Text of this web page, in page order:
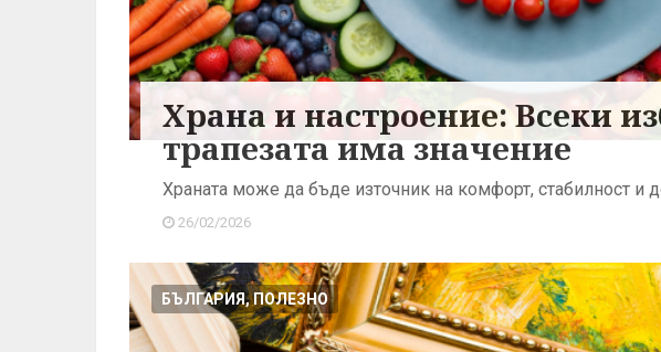
Храна и настроение: Всеки
трапезата има значение
Храната може да бъде източник на комфорт, стабилност и
26/02/2026
БЪЛГАРИЯ, ПОЛЕЗНО